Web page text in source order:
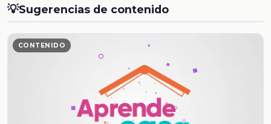
💡Sugerencias de contenido
CONTENIDO